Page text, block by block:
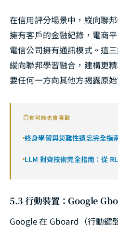
在信用評分場景中，縱向聯
擁有客戶的金融紀錄，電商
電信公司擁有通訊模式。這
縱向聯邦學習融合，建構更
要任何一方向其他方揭露原始
你可能也會喜歡
終身學習與災難性遺忘完全指
LLM 對齊技術完全指南：從
5.3 行動裝置：Google
Google 在 Gboard（行動鍵